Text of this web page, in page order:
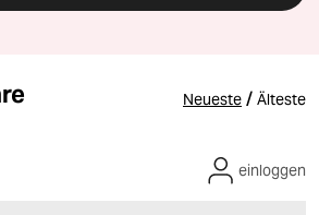
Neueste / Älteste
einloggen